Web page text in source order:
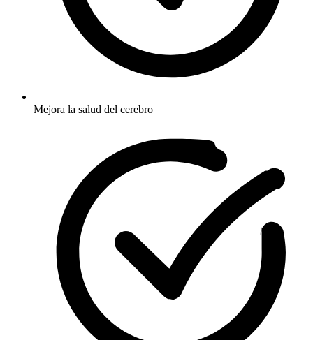
Mejora la salud del cerebro